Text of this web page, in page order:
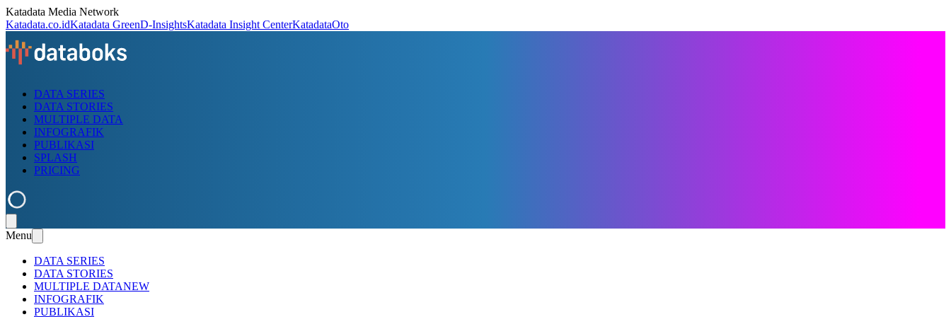
Katadata Media Network
Katadata.co.idKatadata GreenD-InsightsKatadata Insight CenterKatadataOto
DATA SERIES
DATA STORIES
MULTIPLE DATA
INFOGRAFIK
PUBLIKASI
SPLASH
PRICING
Menu
DATA SERIES
DATA STORIES
MULTIPLE DATANEW
INFOGRAFIK
PUBLIKASI